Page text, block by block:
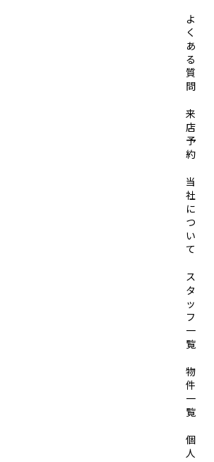
よ
く
あ
る
質
問
来
店
予
約
当
社
に
つ
い
て
ス
タ
ッ
フ
一
覧
物
件
一
覧
個
人